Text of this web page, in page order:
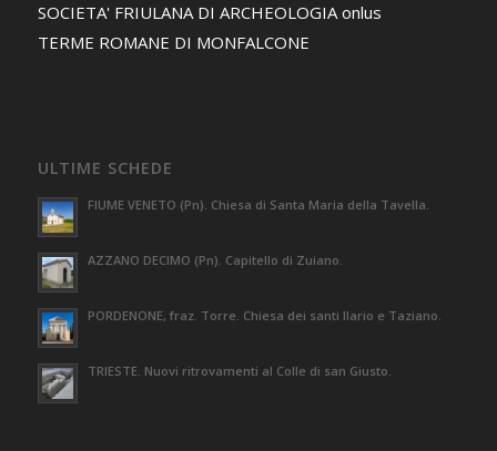
SOCIETA' FRIULANA DI ARCHEOLOGIA onlus
TERME ROMANE DI MONFALCONE
ULTIME SCHEDE
FIUME VENETO (Pn). Chiesa di Santa Maria della Tavella.
AZZANO DECIMO (Pn). Capitello di Zuiano.
PORDENONE, fraz. Torre. Chiesa dei santi Ilario e Taziano.
TRIESTE. Nuovi ritrovamenti al Colle di san Giusto.